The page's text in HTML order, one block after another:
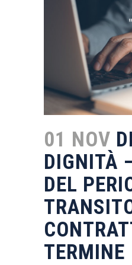
01 NOV
DIGNITÀ
DEL
TERMINE